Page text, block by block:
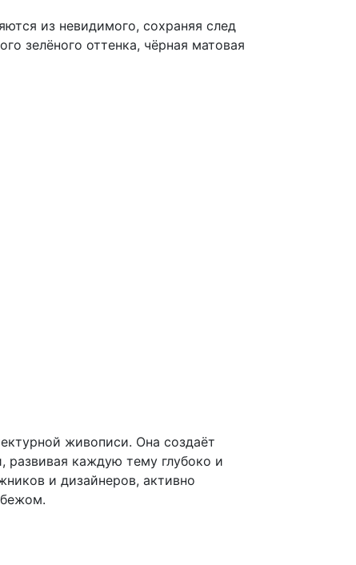
из невидимого, сохраняя след
зелёного оттенка, чёрная матовая
живописи. Она создаёт
каждую тему глубоко и
и дизайнеров, активно